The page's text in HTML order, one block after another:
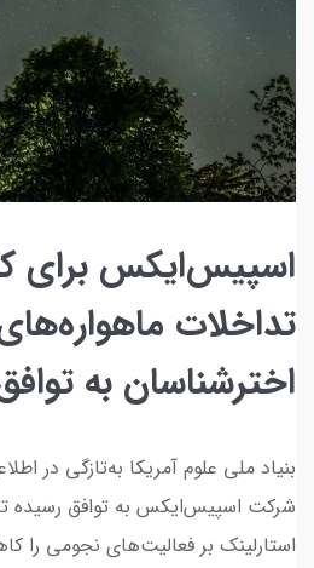
اسپیس‌ایکس برای
تداخلات
اخترشناسان به
بنیاد ملی علوم آمریکا به‌تازگی در
شرکت اسپیس‌ایکس به توافق رسیده تا
استارلینک بر فعالیت‌های نجومی را